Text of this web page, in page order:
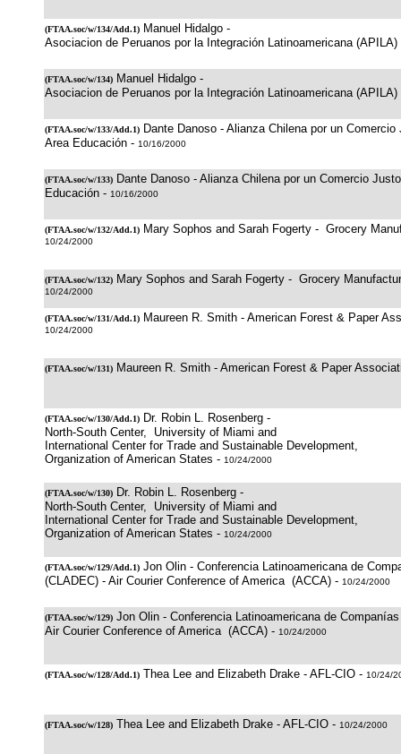
(FTAA.soc/w/134/Add.1) Manuel Hidalgo -
Asociacion de Peruanos por la Integración Latinoamericana
(FTAA.soc/w/134) Manuel Hidalgo -
Asociacion de Peruanos por la Integración Latinoamericana
(FTAA.soc/w/133/Add.1) Dante Danoso - Alianza Chilena por un
Area Educación - 10/16/2000
(FTAA.soc/w/133) Dante Danoso - Alianza Chilena por un Comercio
Educación - 10/16/2000
(FTAA.soc/w/132/Add.1) Mary Sophos and Sarah Fogerty - Grocery
10/24/2000
(FTAA.soc/w/132) Mary Sophos and Sarah Fogerty - Grocery
10/24/2000
(FTAA.soc/w/131/Add.1) Maureen R. Smith - American Forest & Paper
10/24/2000
(FTAA.soc/w/131) Maureen R. Smith - American Forest & Paper
(FTAA.soc/w/130/Add.1) Dr. Robin L. Rosenberg -
North-South Center, University of Miami and
International Center for Trade and Sustainable Development,
Organization of American States - 10/24/2000
(FTAA.soc/w/130) Dr. Robin L. Rosenberg -
North-South Center, University of Miami and
International Center for Trade and Sustainable Development,
Organization of American States - 10/24/2000
(FTAA.soc/w/129/Add.1) Jon Olin - Conferencia Latinoamericana de
(CLADEC) - Air Courier Conference of America (ACCA) - 10/24/2000
(FTAA.soc/w/129) Jon Olin - Conferencia Latinoamericana de
Air Courier Conference of America (ACCA) - 10/24/2000
(FTAA.soc/w/128/Add.1) Thea Lee and Elizabeth Drake - AFL-CIO - 10/24/
(FTAA.soc/w/128) Thea Lee and Elizabeth Drake - AFL-CIO - 10/24/2000